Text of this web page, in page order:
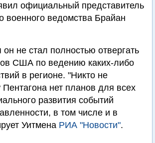
официальный представитель
военного ведомства Брайан
не стал полностью отвергать
США по ведению каких-либо
в регионе. "Никто не
Пентагона нет планов для всех
развития событий
в том числе и в
Уитмена РИА "Новости".